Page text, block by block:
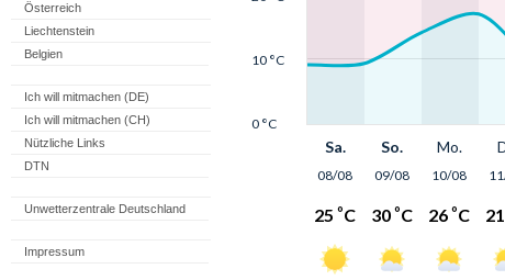
Österreich
Liechtenstein
Belgien
Ich will mitmachen (DE)
Ich will mitmachen (CH)
Nützliche Links
DTN
Unwetterzentrale Deutschland
Impressum